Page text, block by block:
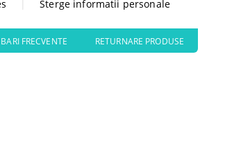
Sterge informatii personale
FRECVENTE RETURNARE PRODUSE